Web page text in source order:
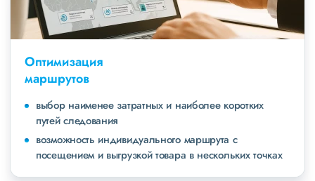
Оптимизация
маршрутов
выбор наименее затратных и наиболее коротких
путей следования
возможность индивидуального маршрута с
посещением и выгрузкой товара в нескольких точках